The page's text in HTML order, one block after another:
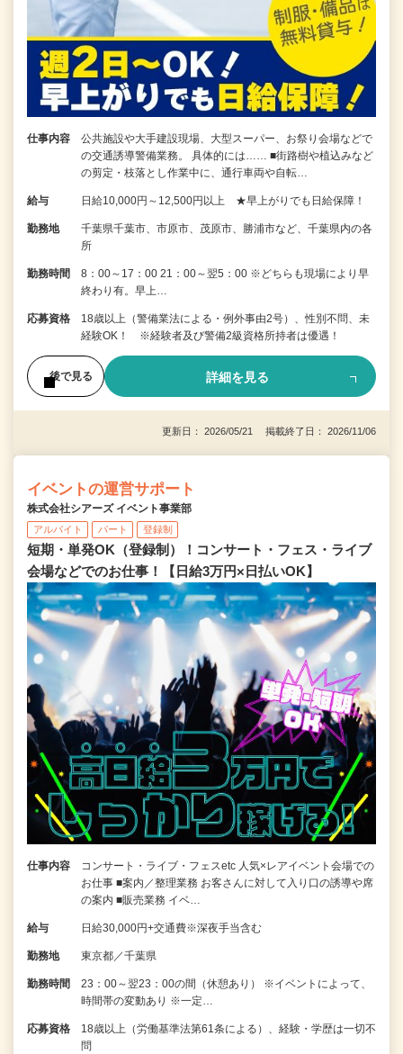
仕事内容
公共施設や大手建設現場、大型スーパー、お祭り会場などで
の交通誘導警備業務。 具体的には…… ■街路樹や植込みなど
の剪定・枝落とし作業中に、通行車両や自転…
給与 日給10,000円～12,500円以上 ★早上がりでも日給保障！
勤務地
千葉県千葉市、市原市、茂原市、勝浦市など、千葉県内の各
所
勤務時間
8：00～17：00 21：00～翌5：00 ※どちらも現場により早
終わり有。早上…
応募資格
18歳以上（警備業法による・例外事由2号）、性別不問、未
経験OK！ ※経験者及び警備2級資格所持者は優遇！
後で見る 詳細を見る
更新日： 2026/05/21 掲載終了日： 2026/11/06
イベントの運営サポート
株式会社シアーズ イベント事業部
アルバイト パート 登録制
短期・単発OK（登録制）！コンサート・フェス・ライブ
会場などでのお仕事！【日給3万円×日払いOK】
仕事内容
コンサート・ライブ・フェスetc 人気×レアイベント会場での
お仕事 ■案内／整理業務 お客さんに対して入り口の誘導や席
の案内 ■販売業務 イベ…
給与 日給30,000円+交通費※深夜手当含む
勤務地 東京都／千葉県
勤務時間
23：00～翌23：00の間（休憩あり） ※イベントによって、
時間帯の変動あり ※一定…
応募資格
18歳以上（労働基準法第61条による）、経験・学歴は一切不
問